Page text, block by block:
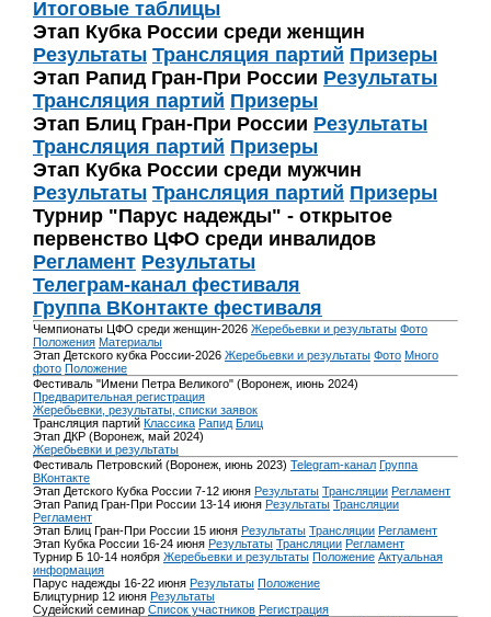
Итоговые таблицы
Этап Кубка России среди женщин
Результаты Трансляция партий Призеры
Этап Рапид Гран-При России Результаты
Трансляция партий Призеры
Этап Блиц Гран-При России Результаты
Трансляция партий Призеры
Этап Кубка России среди мужчин
Результаты Трансляция партий Призеры
Турнир "Парус надежды" - открытое
первенство ЦФО среди инвалидов
Регламент Результаты
Телеграм-канал фестиваля
Группа ВКонтакте фестиваля
Чемпионаты ЦФО среди женщин-2026 Жеребьевки и результаты Фото
Положения Материалы
Этап Детского кубка России-2026 Жеребьевки и результаты Фото Много
фото Положение
Фестиваль "Имени Петра Великого" (Воронеж, июнь 2024)
Предварительная регистрация
Жеребьевки, результаты, списки заявок
Трансляция партий Классика Рапид Блиц
Этап ДКР (Воронеж, май 2024)
Жеребьевки и результаты
Фестиваль Петровский (Воронеж, июнь 2023) Telegram-канал Группа
ВКонтакте
Этап Детского Кубка России 7-12 июня Результаты Трансляции Регламент
Этап Рапид Гран-При России 13-14 июня Результаты Трансляции
Регламент
Этап Блиц Гран-При России 15 июня Результаты Трансляции Регламент
Этап Кубка России 16-24 июня Результаты Трансляции Регламент
Турнир Б 10-14 ноября Жеребьевки и результаты Положение Актуальная
информация
Парус надежды 16-22 июня Результаты Положение
Блицтурнир 12 июня Результаты
Судейский семинар Список участников Регистрация